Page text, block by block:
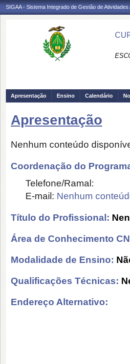
SIGAA - Sistema Integrado de Gestão de Atividades
Apresentação Ensino Calendário
Apresentação
Nenhum conteúdo
Coordenação do
Telefone/Ramal:
E-mail: Nenhum
Título do Profissional:
Área de Conhecimento
Modalidade de Ensino:
Qualificações Técnicas:
Endereço Alternativo: